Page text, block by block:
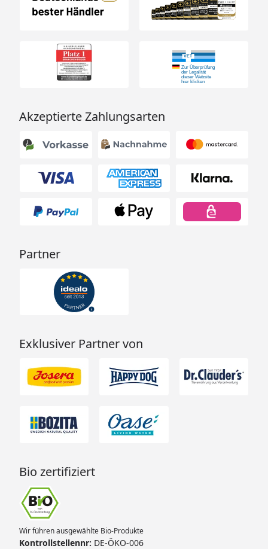
Akzeptierte Zahlungsarten
Partner
Exklusiver Partner von
Bio zertifiziert
Wir führen ausgewählte Bio-Produkte
Kontrollstellennr: DE-ÖKO-006